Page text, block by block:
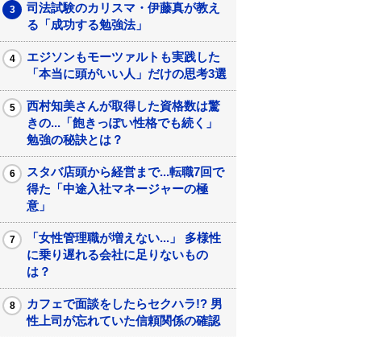
司法試験のカリスマ・伊藤真が教え
る「成功する勉強法」
エジソンもモーツァルトも実践した
「本当に頭がいい人」だけの思考3選
西村知美さんが取得した資格数は驚
きの...「飽きっぽい性格でも続く」
勉強の秘訣とは？
スタバ店頭から経営まで...転職7回で
得た「中途入社マネージャーの極
意」
「女性管理職が増えない...」 多様性
に乗り遅れる会社に足りないもの
は？
カフェで面談をしたらセクハラ!? 男
性上司が忘れていた信頼関係の確認